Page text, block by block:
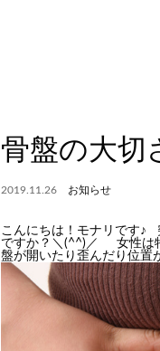
骨盤の大切
2019.11.26 お知らせ
こんにちは！モナリです♪
ですか？＼(^^)／ 女性は
盤が開いたり歪んだり位置